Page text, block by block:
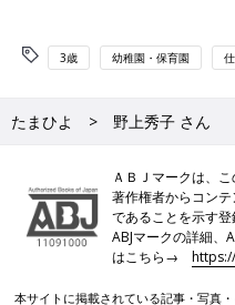
3歳 幼稚園・保育園
たまひよ 野上秀子 さん
ＡＢＪマークは、
著作権者からコン
であることを示す
ABJマークの詳細、
はこちら→
本サイトに掲載されている記事・写真